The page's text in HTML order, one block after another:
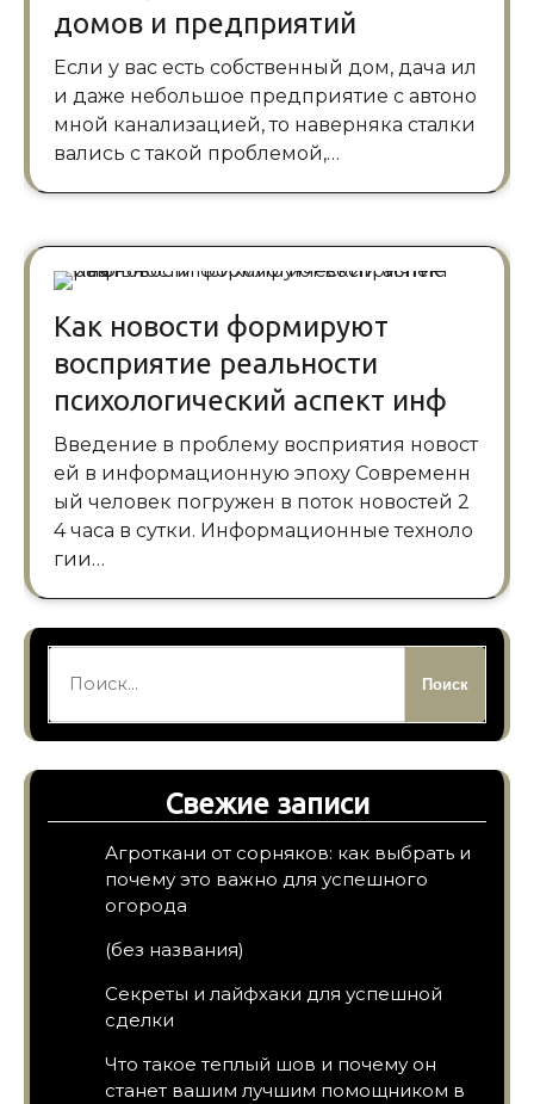
домов и предприятий
Если у вас есть собственный дом, дача ил
и даже небольшое предприятие с автоно
мной канализацией, то наверняка сталки
вались с такой проблемой,…
Как новости формируют
восприятие реальности
психологический аспект инф
Введение в проблему восприятия новост
ей в информационную эпоху Современн
ый человек погружен в поток новостей 2
4 часа в сутки. Информационные техноло
гии…
Свежие записи
Агроткани от сорняков: как выбрать и
почему это важно для успешного
огорода
(без названия)
Секреты и лайфхаки для успешной
сделки
Что такое теплый шов и почему он
станет вашим лучшим помощником в